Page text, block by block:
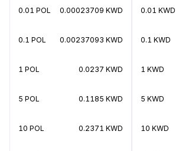
0.01 POL 0.00023709 KWD
0.1 POL 0.00237093 KWD
1 POL 0.0237 KWD
5 POL 0.1185 KWD
10 POL 0.2371 KWD
0.01 KWD
0.1 KWD
1 KWD
5 KWD
10 KWD